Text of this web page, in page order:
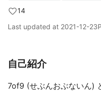
14
Last updated at 2021-12-23
自己紹介
7of9 (せぶんおぶないん)